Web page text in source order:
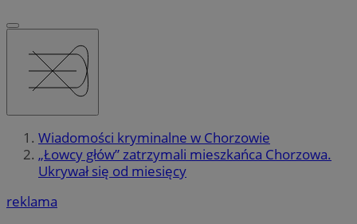
Wiadomości kryminalne w Chorzowie
„Łowcy głów” zatrzymali mieszkańca Chorzowa.
Ukrywał się od miesięcy
reklama